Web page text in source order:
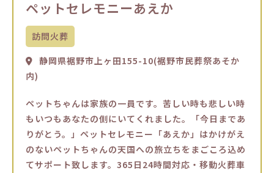
ペットセレモニーあえか
訪問火葬
静岡県裾野市上ヶ田155-10(裾野市民葬祭あそか
内)
ペットちゃんは家族の一員です。苦しい時も悲しい時
もいつもあなたの側にいてくれました。「今日まであ
りがとう。」ペットセレモニー「あえか」はかけがえ
のないペットちゃんの天国への旅立ちをまごころ込め
てサポート致します。365日24時間対応・移動火葬車